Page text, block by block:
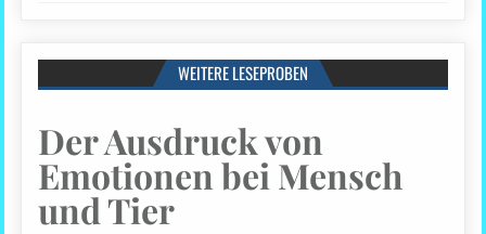
WEITERE LESEPROBEN
Der Ausdruck von
Emotionen bei Mensch
und Tier